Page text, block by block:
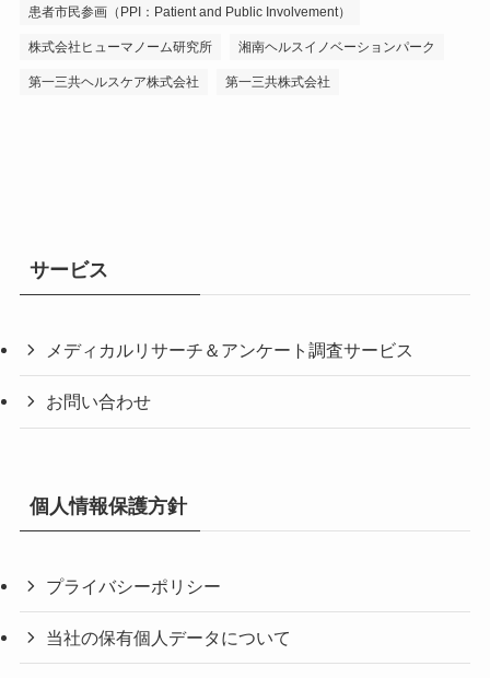
患者市民参画（PPI：Patient and Public Involvement）
株式会社ヒューマノーム研究所 湘南ヘルスイノベーションパーク
第一三共ヘルスケア株式会社 第一三共株式会社
サービス
メディカルリサーチ＆アンケート調査サービス
お問い合わせ
個人情報保護方針
プライバシーポリシー
当社の保有個人データについて